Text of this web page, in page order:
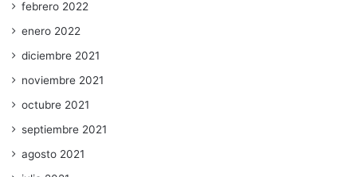
febrero 2022
enero 2022
diciembre 2021
noviembre 2021
octubre 2021
septiembre 2021
agosto 2021